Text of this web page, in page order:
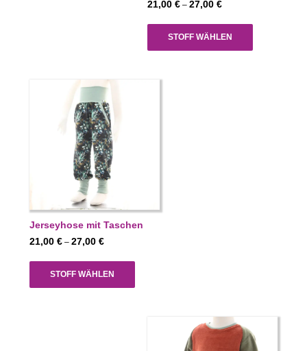
21,00€ –27,00€Preisspanne:
27,00 €
STOFF WÄHLEN
Jerseyhose mit Taschen
21,00 € – 27,00 €Preisspanne:
27,00 €
STOFF WÄHLEN